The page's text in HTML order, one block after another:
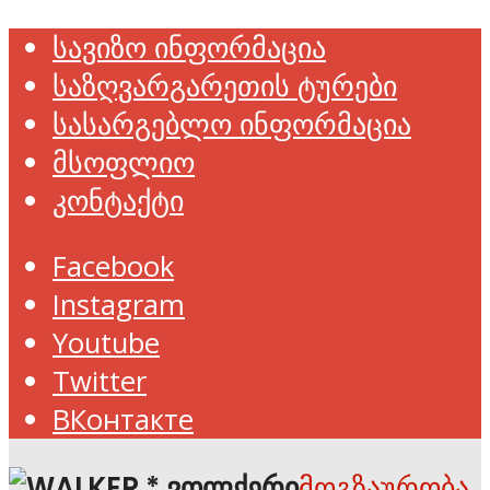
სავიზო ინფორმაცია
საზღვარგარეთის ტურები
სასარგებლო ინფორმაცია
მსოფლიო
კონტაქტი
Facebook
Instagram
Youtube
Twitter
ВКонтакте